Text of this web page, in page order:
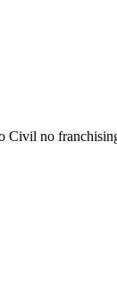
no